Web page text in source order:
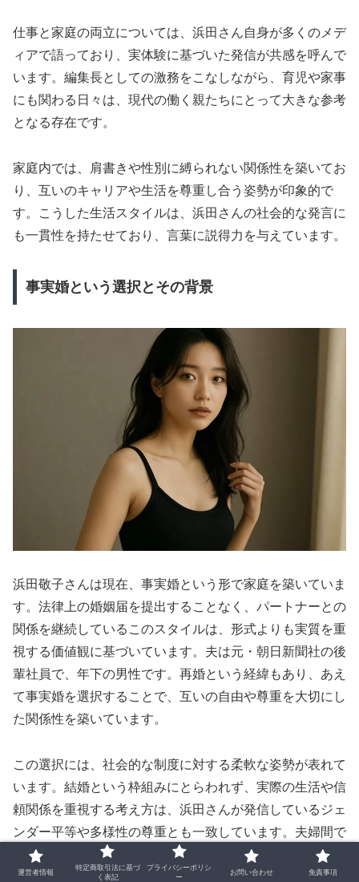
仕事と家庭の両立については、浜田さん自身が多くのメデ
ィアで語っており、実体験に基づいた発信が共感を呼んで
います。編集長としての激務をこなしながら、育児や家事
にも関わる日々は、現代の働く親たちにとって大きな参考
となる存在です。
家庭内では、肩書きや性別に縛られない関係性を築いてお
り、互いのキャリアや生活を尊重し合う姿勢が印象的で
す。こうした生活スタイルは、浜田さんの社会的な発言に
も一貫性を持たせており、言葉に説得力を与えています。
事実婚という選択とその背景
浜田敬子さんは現在、事実婚という形で家庭を築いていま
す。法律上の婚姻届を提出することなく、パートナーとの
関係を継続しているこのスタイルは、形式よりも実質を重
視する価値観に基づいています。夫は元・朝日新聞社の後
輩社員で、年下の男性です。再婚という経緯もあり、あえ
て事実婚を選択することで、互いの自由や尊重を大切にし
た関係性を築いています。
この選択には、社会的な制度に対する柔軟な姿勢が表れて
います。結婚という枠組みにとらわれず、実際の生活や信
頼関係を重視する考え方は、浜田さんが発信しているジェ
ンダー平等や多様性の尊重とも一致しています。夫婦間で
は、育児や家事の分担も自然な形で行われており、夫が育
児休業を取得した経験もあります。こうした家庭内の実践
運営者情報
特定商取引法に基づ
く表記
プライバシーポリシ
ー
お問い合わせ 免責事項